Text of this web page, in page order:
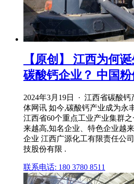
【原创】 江西为何
碳酸钙企业？ 中国粉
2024年3月19日 · 江西省碳酸
体网讯 如今,碳酸钙产业成为永
江西省60个重点工业产业集群
来越高,知名企业、特色企业越
企业 江西广源化工有限责任公
技股份有限 .
联系电话: 180 3780 8511